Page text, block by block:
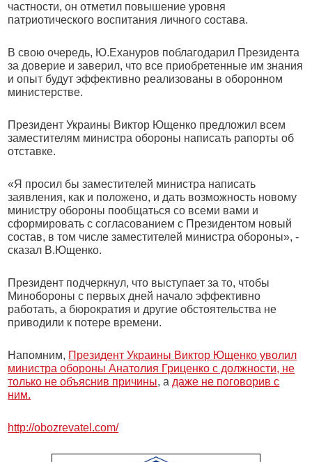
частности, он отметил повышение уровня
патриотического воспитания личного состава.
В свою очередь, Ю.Ехануров поблагодарил Президента
за доверие и заверил, что все приобретенные им знания
и опыт будут эффективно реализованы в оборонном
министерстве.
Президент Украины Виктор Ющенко предложил всем
заместителям министра обороны написать рапорты об
отставке.
«Я просил бы заместителей министра написать
заявления, как и положено, и дать возможность новому
министру обороны пообщаться со всеми вами и
сформировать с согласованием с Президентом новый
состав, в том числе заместителей министра обороны», -
сказал В.Ющенко.
Президент подчеркнул, что выступает за то, чтобы
Минобороны с первых дней начало эффективно
работать, а бюрократия и другие обстоятельства не
приводили к потере времени.
Напомним, Президент Украины Виктор Ющенко уволил
министра обороны Анатолия Гриценко с должности, не
только не объяснив причины, а даже не поговорив с
ним.
http://obozrevatel.com/